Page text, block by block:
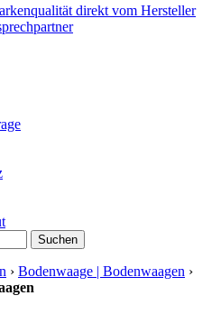
direkt vom Hersteller
Suchen
› Bodenwaage | Bodenwaagen ›